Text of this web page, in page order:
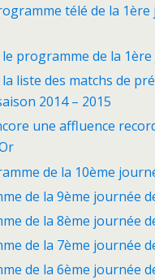
télé de la
le programme de la
la liste des matchs de
2014 – 2015
une affluence
de la 10ème
de la 9ème journée
de la 8ème journée
de la 7ème journée
de la 6ème journée